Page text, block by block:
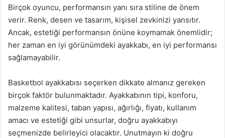
Birçok oyuncu, performansın yanı sıra stiline de önem
verir. Renk, desen ve tasarım, kişisel zevkinizi yansıtır.
Ancak, estetiği performansın önüne koymamak önemlidir;
her zaman en iyi görünümdeki ayakkabı, en iyi performansı
sağlamayabilir.
Basketbol ayakkabısı seçerken dikkate almanız gereken
birçok faktör bulunmaktadır. Ayakkabının tipi, konforu,
malzeme kalitesi, taban yapısı, ağırlığı, fiyatı, kullanım
amacı ve estetiği gibi unsurlar, doğru ayakkabıyı
seçmenizde belirleyici olacaktır. Unutmayın ki doğru